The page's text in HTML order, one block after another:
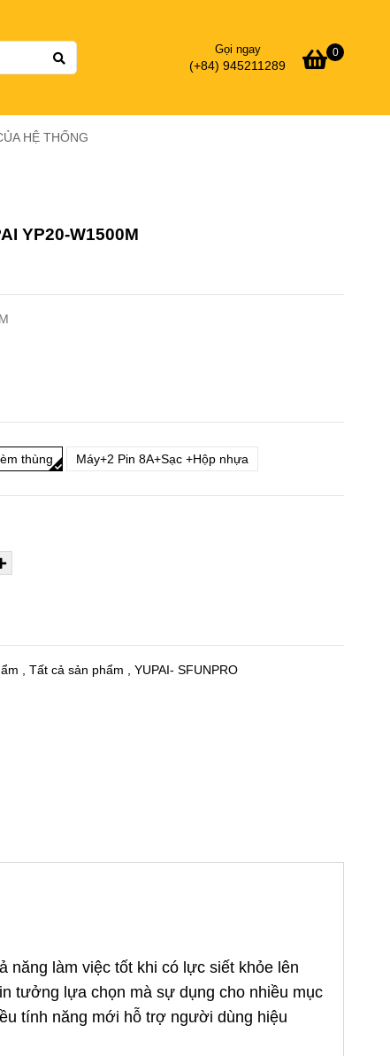
Gọi ngay
(+84) 945211289
0
HỆ THỐNG
YP20-W1500M
thùng Máy+2 Pin 8A+Sạc +Hộp nhựa
,Tất cả sản phẩm ,YUPAI- SFUNPRO
năng làm việc tốt khi có lực siết khỏe lên
tưởng lựa chọn mà sự dụng cho nhiều mục
tính năng mới hỗ trợ người dùng hiệu